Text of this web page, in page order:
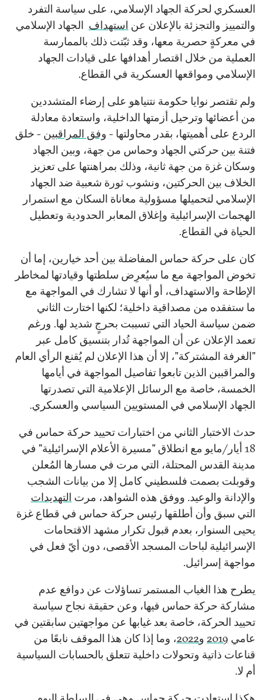
العسكري لحركة الجهاد الإسلامي، على سياسة التفرد
والتمييز والتجزئة بالإعلان عن استهداف الجهاد الإسلامي
في معركةٍ حصرية معها، وقد ثبّتت ذلك بالممارسة
العملية من خلال اقتصار أهدافها على قيادات الجهاد
الإسلامي ومواقعها العسكرية في القطاع.
ولم تقتصر نوايا حكومة نتنياهو على إرضاء المتشددين
من أعضائها وترحيل أزمتها الداخلية، واستعادة معادلة
الردع على أهميتها، بقدر محاولتها - وفق المراقبين - خلق
فتنة بين حركتي الجهاد وحماس من جهة، وبين الجهاد
وسكان غزة من جهة ثانية، وذلك بمراهنتها على تعزيز
الخلاف بين الحركتين، ونشوب ثورة شعبية ضد الجهاد
الإسلامي لتحميلها مسؤولية معاناة السكان مع استمرار
الهجمات الإسرائيلية وإغلاق المعابر الحدودية وتعطيل
الحياة في القطاع.
كان على حركة حماس المفاضلة بين أحد خيارين، إما أن
تخوض المواجهة مع ما سيُعرِض سلطتها وقيادتها لمخاطر
الإطاحة والاستهداف، أو أنها لا تشارك في المواجهة مع
ما ستفقده من مصداقية داخلية؛ لكنها اختارت الثاني
ضمن سياسة الحياد التي تسببت بحرجٍ شديد لها. ورغم
تعمد الإعلان عن أن المواجهة تُدار بتنسيق كامل عبر
"الغرفة المشتركة"، إلا أن هذا الإعلان لم يُقنع الرأي العام
والمراقبين الذين تابعوا تفاصيل المواجهة في أيامها
الخمسة، خاصة مع الرسائل الإعلامية التي تصدرتها
الجهاد الإسلامي في المستويين السياسي والعسكري.
حدث الاختبار الثاني من اختبارات تحييد حركة حماس في
18 أيار/مايو مع انطلاق "مسيرة الأعلام الإسرائيلية" في
مدينة القدس المحتلة، التي مرت في مسارها المُعلن
وقوبلت بصمت فلسطيني كامل إلا من بيانات الشجب
والإدانة والوعيد. ووفق هذه الشواهد، مرت التهديدات
التي سبق وأن أطلقها رئيس حركة حماس في قطاع غزة
يحيى السنوار، بعدم قبول تكرار مشهد الاقتحامات
الإسرائيلية لباحات المسجد الأقصى، دون أيّ فعل في
مواجهة إسرائيل.
يطرح هذا الغياب المستمر تساؤلات عن دوافع عدم
مشاركة حركة حماس فيها، وعن حقيقة نجاح سياسة
تحييد الحركة، خاصة بعد غيابها عن مواجهتين سابقتين في
عامي 2019 و2022، وما إذا كان هذا الموقف نابعًا من
قناعات ذاتية وتحولات داخلية تتعلق بالحسابات السياسية
أم لا.